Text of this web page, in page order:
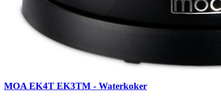
MOA EK4T EK3TM - Waterkoker